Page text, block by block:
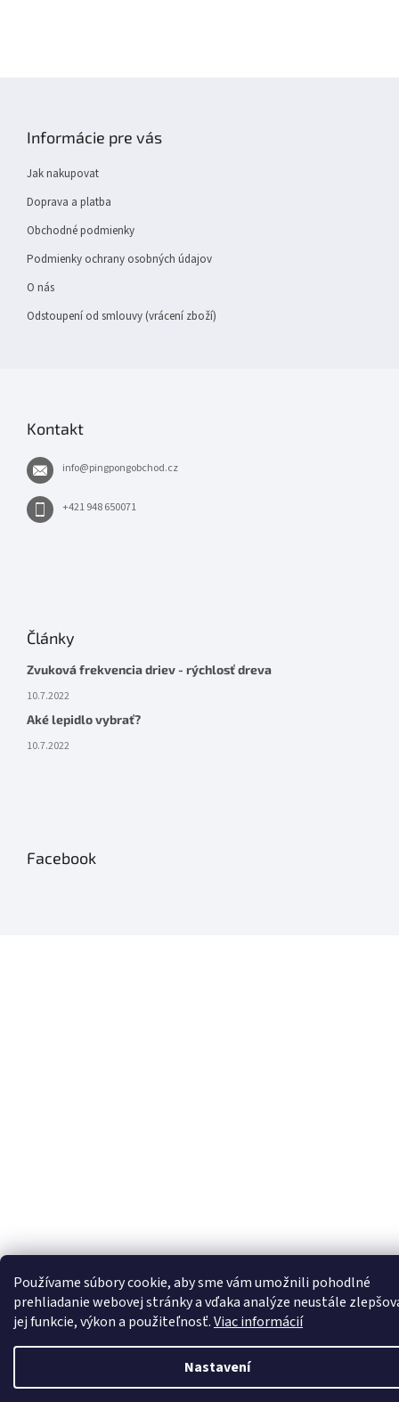
Používame súbory cookie, aby sme vám umožnili pohodlné
prehliadanie webovej stránky a vďaka analýze neustále
jej funkcie, výkon a použiteľnosť.Viac informácií
Nastavení
Informácie pre vás
Jak nakupovat
Doprava a platba
Obchodné podmienky
Podmienky ochrany osobných údajov
O nás
Odstoupení od smlouvy (vrácení zboží)
Kontakt
info@pingpongobchod.cz
+421 948 650071
Články
Zvuková frekvencia driev - rýchlosť dreva
10.7.2022
Aké lepidlo vybrať?
10.7.2022
Facebook